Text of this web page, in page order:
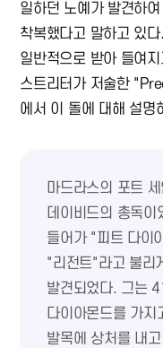
일하던 노예가 발견하
착복했다고 말하고 있
일반적으로 받아 들여
스트리터가 저술한
에서 이 돌에 대해 설명
마드라스의 포트
데이비드의 총독이
들어가 "피트 다이
"리전트"라고 불리
발견되었다. 그는
다이아몬드를 가지
발목에 상처를 내